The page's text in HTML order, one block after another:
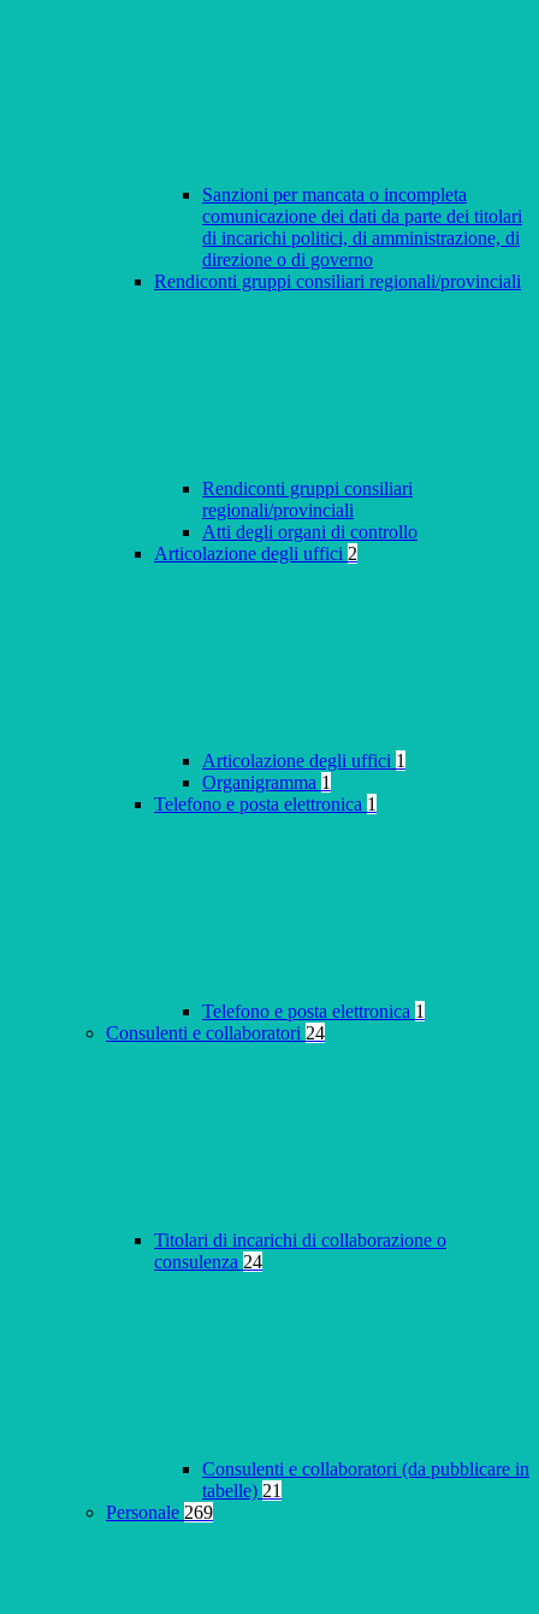
Sanzioni per mancata o incompleta
comunicazione dei dati da parte dei titolari
di incarichi politici, di amministrazione, di
direzione o di governo
Rendiconti gruppi consiliari regionali/provinciali
Rendiconti gruppi consiliari
regionali/provinciali
Atti degli organi di controllo
Articolazione degli uffici 2
Articolazione degli uffici 1
Organigramma 1
Telefono e posta elettronica 1
Telefono e posta elettronica 1
Consulenti e collaboratori 24
Titolari di incarichi di collaborazione o
consulenza 24
Consulenti e collaboratori (da pubblicare in
tabelle) 21
Personale 269